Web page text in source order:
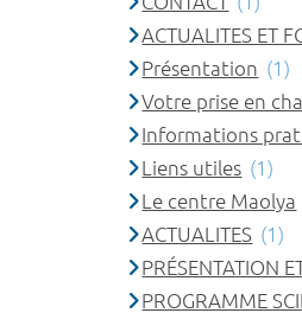
ACTUALITES ET
Présentation (1)
Votre prise en
Informations
Liens utiles (1)
Le centre Maolya
ACTUALITES (1)
PRÉSENTATION
PROGRAMME